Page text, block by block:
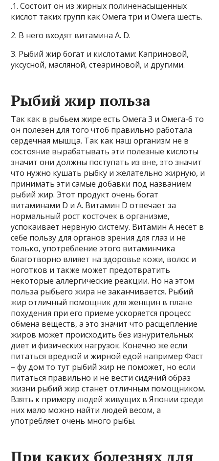
.1. Состоит он из жирных полиненасыщенных
кислот таких групп как Омега три и Омега шесть.
2. В него входят витамина A. D.
3. Рыбий жир богат и кислотами: Каприновой,
уксусной, масляной, стеариновой, и другими.
Рыбий жир польза
Так как в рыбьем жире есть Омега 3 и Омега-6 то
он полезен для того чтоб правильно работала
сердечная мышца. Так как наш организм не в
состояние вырабатывать эти полезные кислоты
значит они должны поступать из вне, это значит
что нужно кушать рыбку и желательно жирную, и
принимать эти самые добавки под названием
рыбий жир. Этот продукт очень богат
витаминами D и А. Витамин D отвечает за
нормальный рост косточек в организме,
успокаивает нервную систему. Витамин А несет в
себе пользу для органов зрения для глаз и не
только, употребление этого витаминчика
благотворно влияет на здоровье кожи, волос и
ноготков и также может предотвратить
некоторые аллергические реакции. Но на этом
польза рыбьего жира не заканчивается. Рыбий
жир отличный помощник для женщин в плане
похудения при его приеме ускоряется процесс
обмена веществ, а это значит что расщепление
жиров может происходить без изнурительных
диет и физических нагрузок. Конечно же если
питаться вредной и жирной едой например Фаст
– фу дом то тут рыбий жир не поможет, но если
питаться правильно и не вести сидячий образ
жизни рыбий жир станет отличным помощником.
Взять к примеру людей живущих в Японии среди
них мало можно найти людей весом, а
употребляет очень много рыбы.
При каких болезнях для